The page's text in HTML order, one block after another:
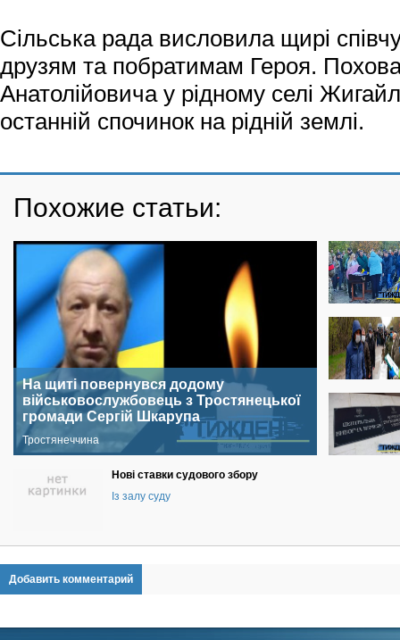
Сільська рада висловила щирі
друзям та побратимам Героя.
Анатолійовича у рідному селі
останній спочинок на рідній землі.
Похожие статьи:
На щиті повернувся додому
військовослужбовець з Тростянецької
громади Сергій Шкарупа
Тростянеччина
Нові ставки судового збору
Із залу суду
Добавить комментарий